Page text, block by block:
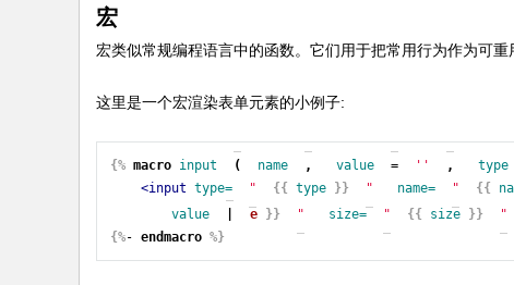
宏
宏类似常规编程语言中的函数。它们用于把常用行为作为可重
这里是一个宏渲染表单元素的小例子:
{% macro input ( name , value = '' , type
<input type= " {{ type }} " name= " {{
value
e }} " size= " {{ size }} "
{%- endmacro %}